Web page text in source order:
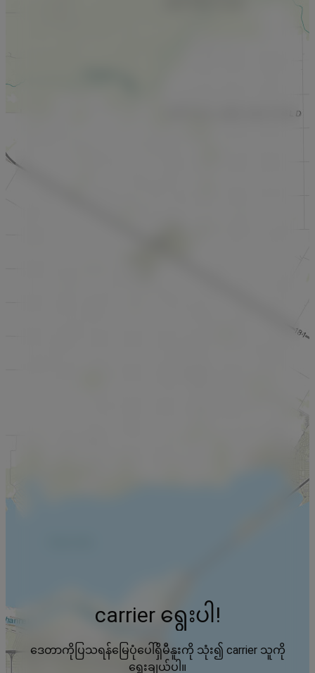
carrier ရွေးပါ!
ဒေတာကိုပြသရန်မြေပုံပေါ်ရှိမီနူးကို သုံး၍ carrier သူကို
ရွေးချယ်ပါ။